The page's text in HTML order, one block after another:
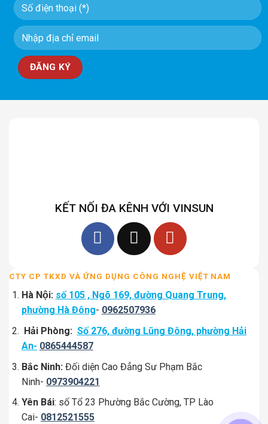
KẾT NỐI ĐA KÊNH VỚI VINSUN
CTY CP TKXD VÀ ỨNG DỤNG CÔNG NGHỆ VIỆT NAM
Hà Nội: số 105 , Ngõ 169, đường Quang Trung,
phường Hà Đông- 0962507936
Hải Phòng: Số 276, đường Lũng Đông, phường Hải
An- 0865444587
Bắc Ninh: Đối diện Cao Đẳng Sư Phạm Bắc
Ninh- 0973904221
Yên Bái: số Tổ 23 Phường Bắc Cường, TP Lào
Cai- 0812521555